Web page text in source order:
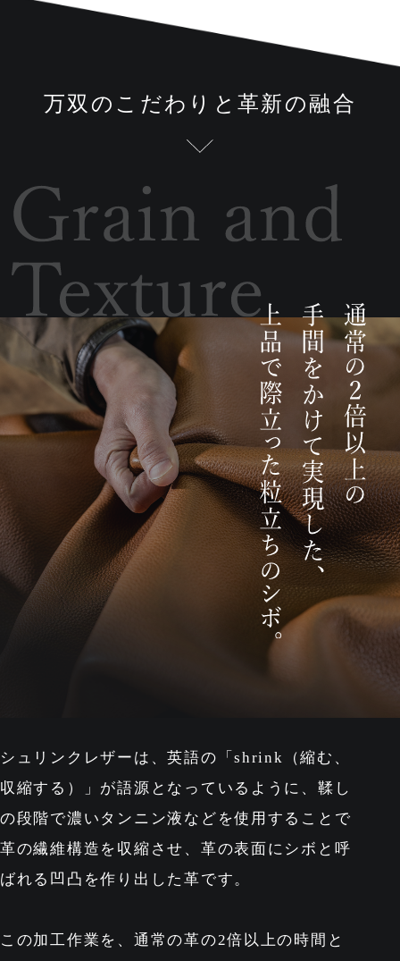
万双のこだわりと革新の融合
シュリンクレザーは、英語の「shrink（縮む、
収縮する）」が語源となっているように、鞣し
の段階で濃いタンニン液などを使用することで
革の繊維構造を収縮させ、革の表面にシボと呼
ばれる凹凸を作り出した革です。
この加工作業を、通常の革の2倍以上の時間と